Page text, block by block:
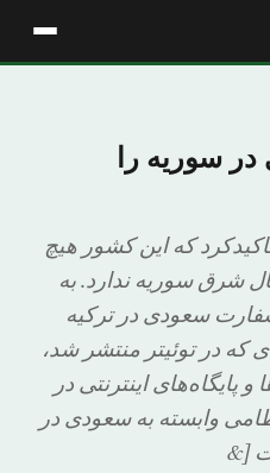
سوریه را
که این کشور هیچ
شرق سوریه ندارد. به
سعودی در ترکیه
که در توئیتر منتشر شد،
پایگاه‌های اینترنتی در
وابسته به سعودی در
[&